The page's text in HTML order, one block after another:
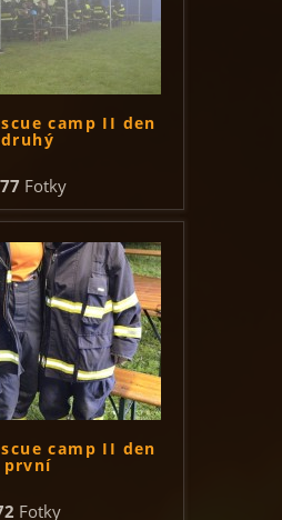
camp II den
druhý
Fotky
camp II den
první
Fotky